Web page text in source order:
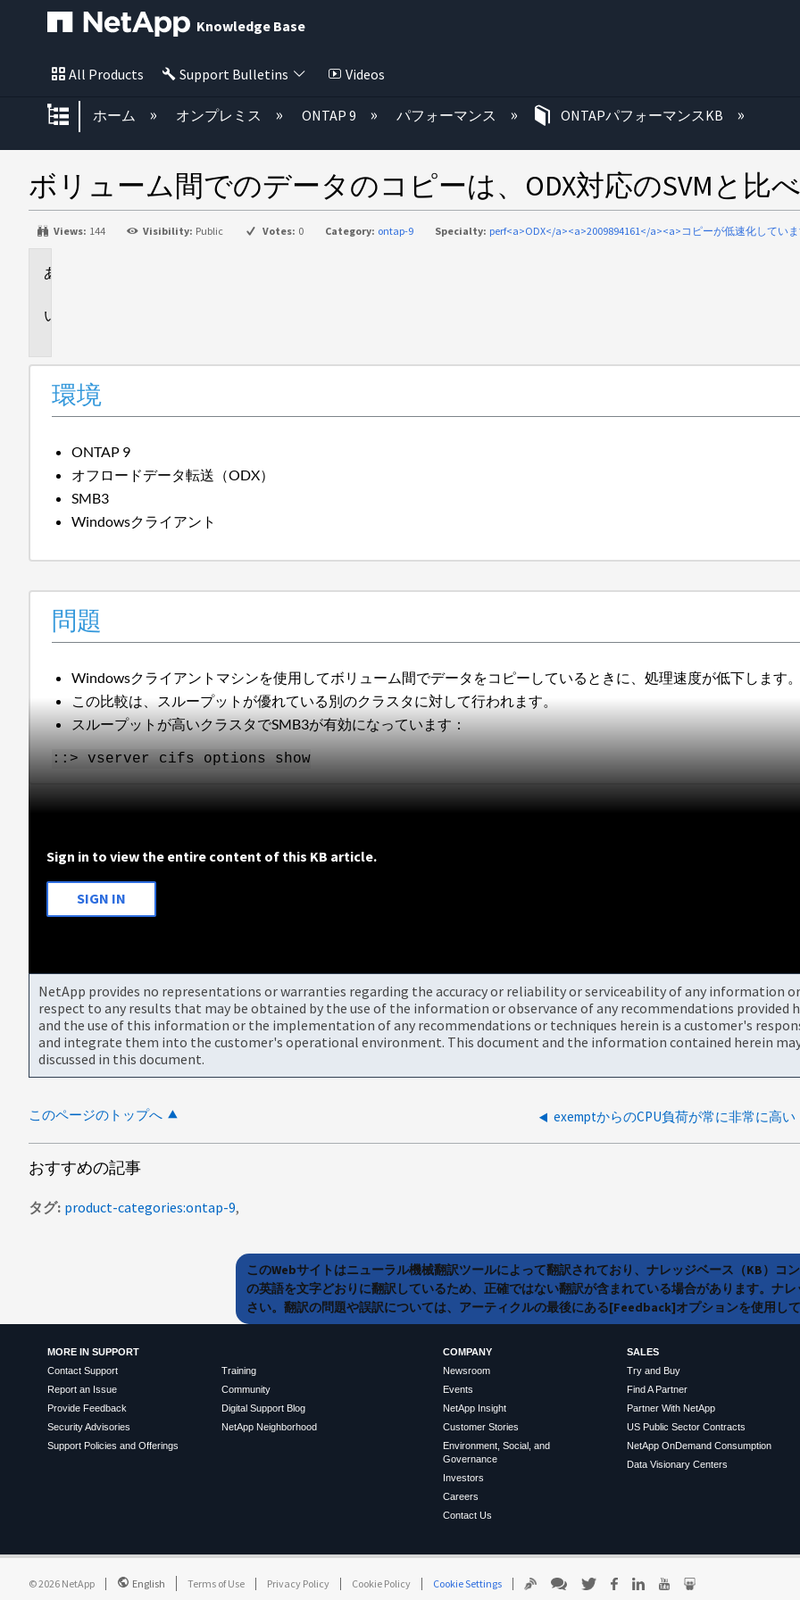
Knowledge Base
All Products Support Bulletins Videos
グローバル階層を展開/折りたたむ
ホーム オンプレミス ONTAP 9 パフォーマンス ONTAPパフォーマンスKB
ボリューム間でのデータのコピーは、ODX対応のSVMと比
Views: 144 Visibility: Public Votes: 0 Category: ontap-9 Specialty: perf<a>ODX</a><a>2009894161</a><a>コピーが低速化してい
環境
ONTAP 9
オフロードデータ転送（ODX）
SMB3
Windowsクライアント
問題
Windowsクライアントマシンを使用してボリューム間でデータをコピーしているときに、処理速度が低下します
この比較は、スループットが優れている別のクラスタに対して行われます。
スループットが高いクラスタでSMB3が有効になっています：
::> vserver cifs options show
Sign in to view the entire content of this KB article.
SIGN IN
NetApp provides no representations or warranties regarding the accuracy or reliability or serviceability of any information
respect to any results that may be obtained by the use of the information or observance of any recommendations
and the use of this information or the implementation of any recommendations or techniques herein is a customer's
and integrate them into the customer's operational environment. This document and the information contained herein
discussed in this document.
このページのトップへ exemptからのCPU負荷が常に非常に高い
おすすめの記事
タグ product-categories:ontap-9
このWebサイトはニューラル機械翻訳ツールによって翻訳されており、ナレッジベース（KB）
の英語を文字どおりに翻訳しているため、正確ではない翻訳が含まれている場合があります。ナ
さい。翻訳の問題や誤訳については、アーティクルの最後にある[Feedback]オプションを使用し
MORE IN SUPPORT
Contact Support
Report an Issue
Provide Feedback
Security Advisories
Support Policies and Offerings
Training
Community
Digital Support Blog
NetApp Neighborhood
COMPANY
Newsroom
Events
NetApp Insight
Customer Stories
Environment, Social, and
Governance
Investors
Careers
Contact Us
SALES
Try and Buy
Find A Partner
Partner With NetApp
US Public Sector Contracts
NetApp OnDemand Consumption
Data Visionary Centers
©2026 NetApp English Terms of Use Privacy Policy Cookie Policy Cookie Settings